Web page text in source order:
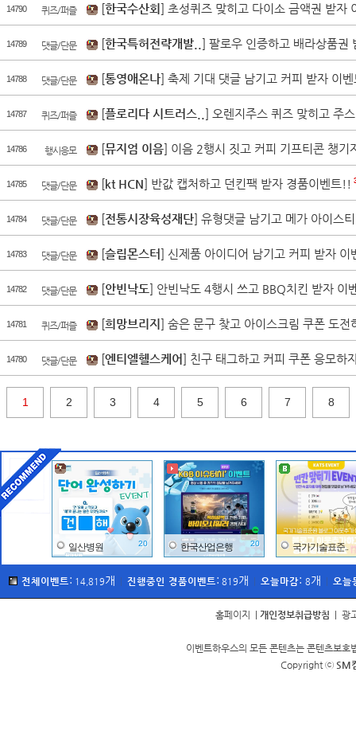
14790 퀴즈/퍼즐 [한국수산회 ] 초성퀴즈 맞히고 다이소 금액권 받자
14789 댓글/단문 [한국특허전략개발.. ] 팔로우 인증하고 배라상품권
14788 댓글/단문 [통영애온나] 축제 기대 댓글 남기고 커피 받자 이
14787 퀴즈/퍼즐 [플로리다 시트러스.. ] 오렌지주스 퀴즈 맞히고 주
14786 행시응모 [뮤지엄 이음] 이음 2행시 짓고 커피 기프티콘 챙기
14785 댓글/단문 [kt HCN] 반값 캡처하고 던킨팩 받자 경품이벤트!!
14784 댓글/단문 [전통시장육성재단] 유형댓글 남기고 메가 아이스
14783 댓글/단문 [슬립몬스터 ] 신제품 아이디어 남기고 커피 받자 이
14782 댓글/단문 [안빈낙도] 안빈낙도 4행시 쓰고 BBQ치킨 받자 이
14781 퀴즈/퍼즐 [희망브리지 ] 숨은 문구 찾고 아이스크림 쿠폰 도
14780 댓글/단문 [엔티엘헬스케어 ] 친구 태그하고 커피 쿠폰 응모하
1 2 3 4 5 6 7 8
이금기
한국산업은행 20
일산병원 20 국가기술표준..
전체이벤트: 14,819개 진행중인 경품이벤트: 819개 오늘마감: 8개 오늘
홈페이지 개인정보취급방침 광
이벤트하우스의 모든 콘텐츠는 콘텐츠보
Copyright ⓒ SM